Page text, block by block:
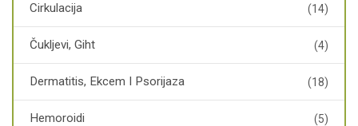
Cirkulacija (14)
Čukljevi, Giht (4)
Dermatitis, Ekcem I Psorijaza (18)
Hemoroidi (5)